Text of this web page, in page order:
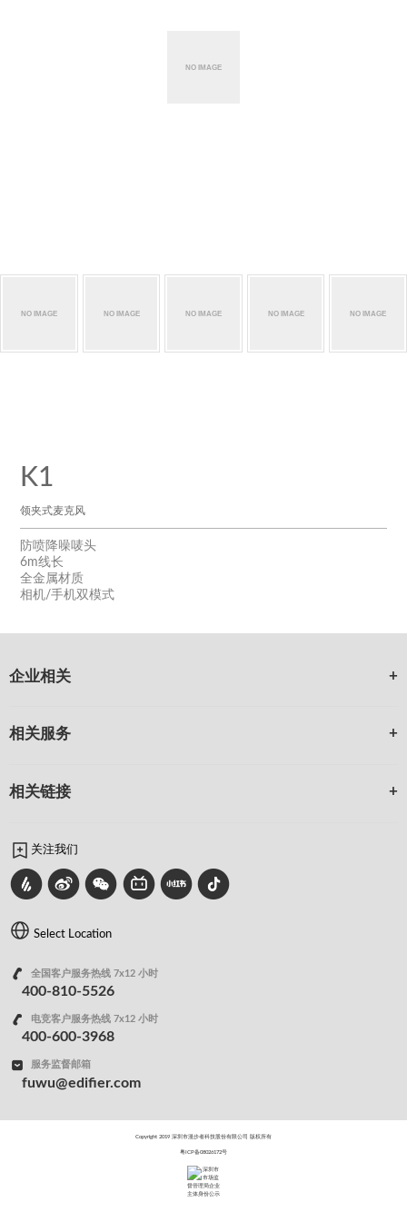
K1
领夹式麦克风
防喷降噪唛头
6m线长
全金属材质
相机/手机双模式
企业相关
相关服务
相关链接
关注我们
Select Location
全国客户服务热线 7x12 小时
400-810-5526
电竞客户服务热线 7x12 小时
400-600-3968
服务监督邮箱
fuwu@edifier.com
Copyright 2019 深圳市漫步者科技股份有限公司 版权所有
粤ICP备08026172号